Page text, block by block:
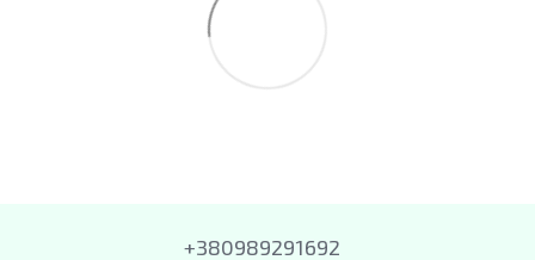
+380989291692